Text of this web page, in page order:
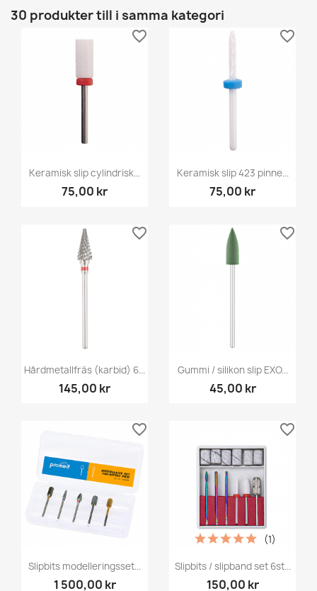
30 produkter till i samma kategori
Keramisk slip cylindrisk...
75,00 kr
favorite_border
Keramisk slip 423 pinne...
75,00 kr
favorite_border
Hårdmetallfräs (karbid) 6...
145,00 kr
favorite_border
Gummi / silikon slip EXO...
45,00 kr
favorite_border
Slipbits modelleringsset...
1 500,00 kr
favorite_border
Slipbits / slipband set 6st...
150,00 kr
(1)
favorite_border